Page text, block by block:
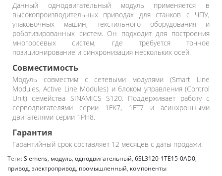
Данный однодвигательный модуль применяется в
высокопроизводительных приводах для станков с ЧПУ,
упаковочных машин, текстильного оборудования и
роботизированных систем. Он подходит для построения
многоосевых систем, где требуется точное
позиционирование и синхронизация нескольких осей.
Совместимость
Модуль совместим с сетевыми модулями (Smart Line
Modules, Active Line Modules) и блоком управления (Control
Unit) семейства SINAMICS S120. Поддерживает работу с
серводвигателями серии 1FK7, 1FT7 и асинхронными
двигателями серии 1PH8.
Гарантия
Гарантийный срок составляет 12 месяцев с даты продажи.
Теги:Siemens, модуль, однодвигательный, 6SL3120-1TE15-0AD0,
привод, электропривод, промышленный, компоненты